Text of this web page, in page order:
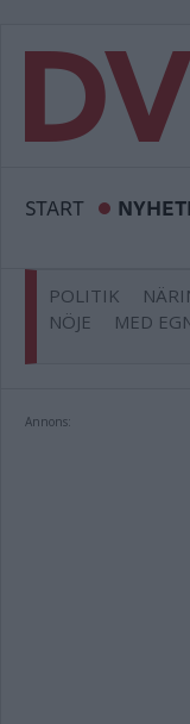
START
POLITIK
NÖJE
MED
Annons: